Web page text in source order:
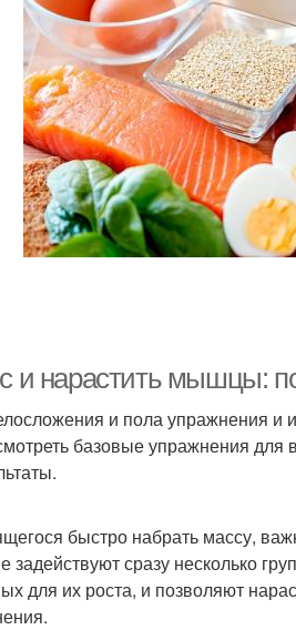
и нарастить мышцы:
и пола упражнения и
базовые упражнения
быстро набрать массу,
задействуют сразу несколько
для их роста, и позволяют